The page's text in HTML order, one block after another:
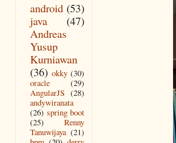
android (53)
java
(47)
Andreas
Yusup
Kurniawan
(36) okky (30)
oracle
(29)
AngularJS (28)
andywiranata
(26) spring boot
(25)
Renny
Tanuwijaya (21)